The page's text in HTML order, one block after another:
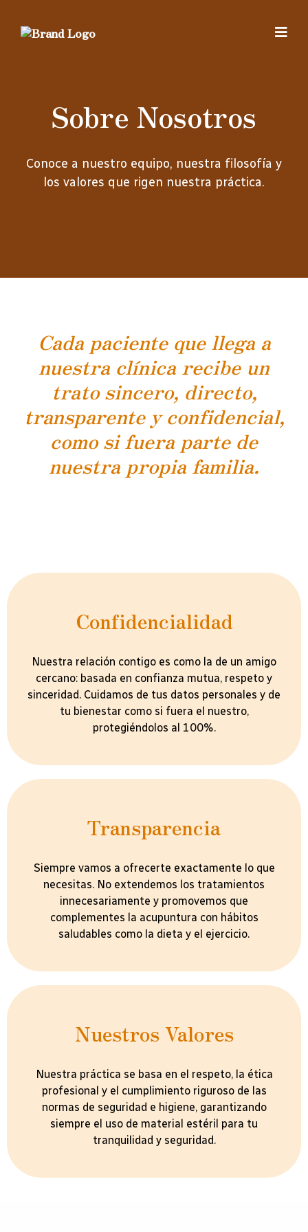
Sobre Nosotros
Conoce a nuestro equipo, nuestra filosofía y
los valores que rigen nuestra práctica.
Cada paciente que llega a
nuestra clínica recibe un
trato sincero, directo,
transparente y confidencial,
como si fuera parte de
nuestra propia familia.
Confidencialidad
Nuestra relación contigo es como la de un amigo
cercano: basada en confianza mutua, respeto y
sinceridad. Cuidamos de tus datos personales y de
tu bienestar como si fuera el nuestro,
protegiéndolos al 100%.
Transparencia
Siempre vamos a ofrecerte exactamente lo que
necesitas. No extendemos los tratamientos
innecesariamente y promovemos que
complementes la acupuntura con hábitos
saludables como la dieta y el ejercicio.
Nuestros Valores
Nuestra práctica se basa en el respeto, la ética
profesional y el cumplimiento riguroso de las
normas de seguridad e higiene, garantizando
siempre el uso de material estéril para tu
tranquilidad y seguridad.